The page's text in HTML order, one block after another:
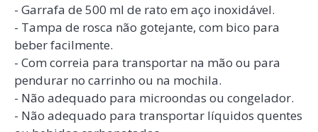
- Garrafa de 500 ml de rato em aço inoxidável.
- Tampa de rosca não gotejante, com bico para
beber facilmente.
- Com correia para transportar na mão ou para
pendurar no carrinho ou na mochila.
- Não adequado para microondas ou congelador.
- Não adequado para transportar líquidos quentes